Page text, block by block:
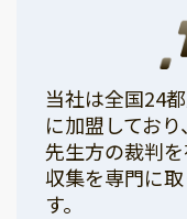
当社は全国24
に加盟してお
先生方の裁判
収集を専門に
す。